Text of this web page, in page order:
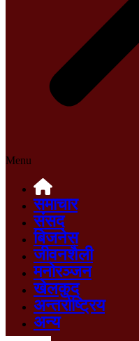
Menu
समाचार
संसद
बिजनेस
जीवनशैली
मनोरञ्जन
खेलकुद
अन्तर्राष्ट्रिय
अन्य